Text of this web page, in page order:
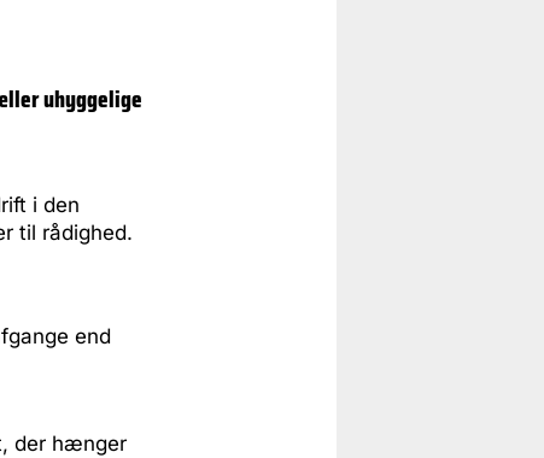
uhyggelige
i den
til rådighed.
end
der hænger